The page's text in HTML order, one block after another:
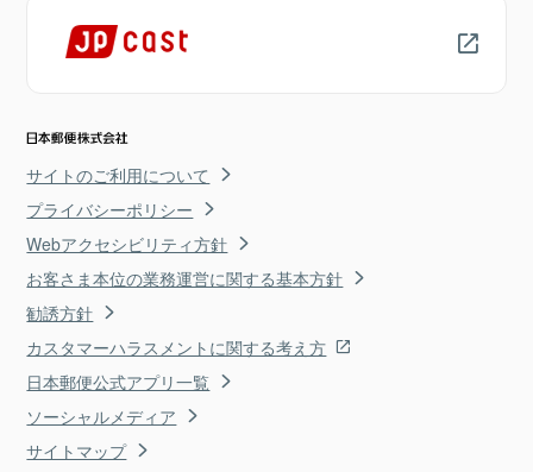
サイトのご利用について
プライバシーポリシー
Webアクセシビリティ方針
お客さま本位の業務運営に関する基本方針
勧誘方針
カスタマーハラスメントに関する考え方
日本郵便公式アプリ一覧
ソーシャルメディア
サイトマップ